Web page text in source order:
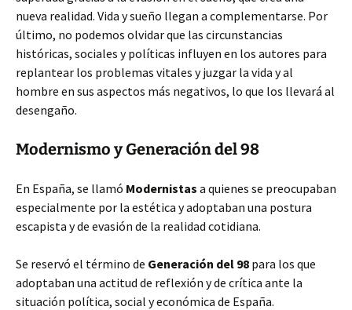
nueva realidad. Vida y sueño llegan a complementarse. Por
último, no podemos olvidar que las circunstancias
históricas, sociales y políticas influyen en los autores para
replantear los problemas vitales y juzgar la vida y al
hombre en sus aspectos más negativos, lo que los llevará al
desengaño.
Modernismo y Generación del 98
En España, se llamó Modernistas a quienes se preocupaban
especialmente por la estética y adoptaban una postura
escapista y de evasión de la realidad cotidiana.
Se reservó el término de Generación del 98 para los que
adoptaban una actitud de reflexión y de crítica ante la
situación política, social y económica de España.